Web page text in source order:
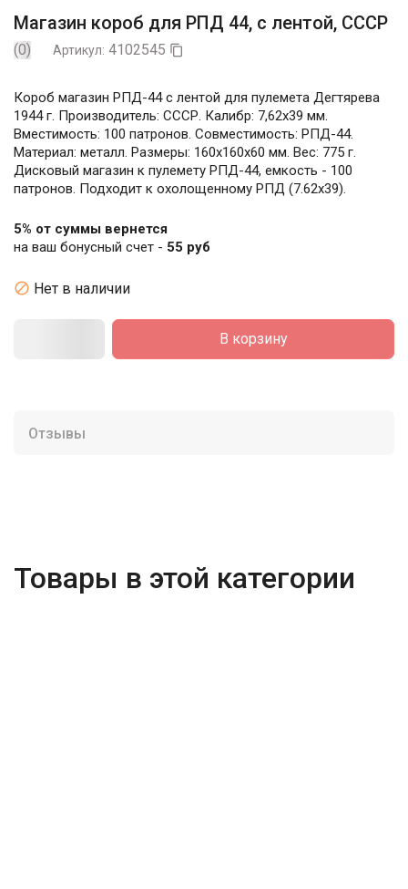
Магазин короб для РПД 44, с лентой, СССР
(0) Артикул: 4102545 
Короб магазин РПД-44 с лентой для пулемета Дегтярева
1944 г. Производитель: СССР. Калибр: 7,62x39 мм.
Вместимость: 100 патронов. Совместимость: РПД-44.
Материал: металл. Размеры: 160x160x60 мм. Вес: 775 г.
Дисковый магазин к пулемету РПД-44, емкость - 100
патронов. Подходит к охолощенному РПД (7.62x39).
5% от суммы вернется
на ваш бонусный счет - 55 руб
 Нет в наличии
В корзину
Отзывы
Товары в этой категории